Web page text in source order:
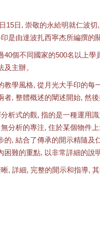
15日, 崇敬的永給明就仁波
是由達波扎西寧杰所編撰的
40個不同國家的500名以上
及主辦。
教學風格, 從月光大手印的每
者, 整體概述的闡述開始, 然
析式的觀, 指的是一種運用
分析的專注, 住於某個物件
的, 結合了傳承的開示精隨
困難的重點, 以非常詳細的說
, 詳細, 完整的開示和指導,